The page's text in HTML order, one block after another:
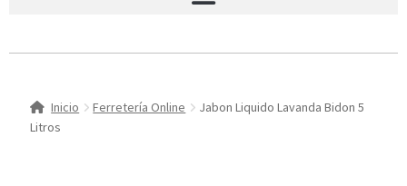
Inicio Ferretería Online
Jabon Liquido Lavanda Bidon 5
Litros